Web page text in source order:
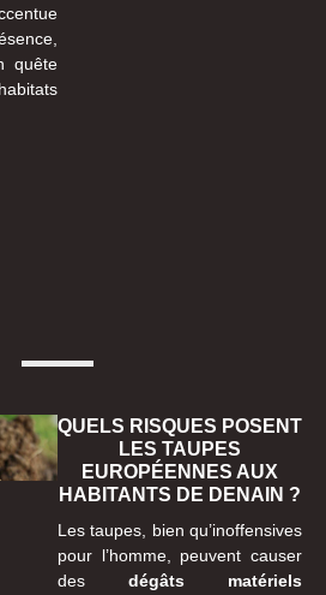
quête
QUELS RISQUES POSENT
LES TAUPES
EUROPÉENNES AUX
HABITANTS DE DENAIN ?
Les taupes, bien qu’inoffensives
pour l’homme, peuvent causer
des dégâts matériels